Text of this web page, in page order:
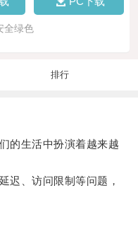
全绿色
排行
生活中扮演着越来越
、访问限制等问题，